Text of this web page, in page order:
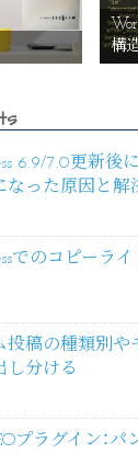
構
6.9/7.0更新後
なった原因と解
でのコピーラ
投稿の種類別
し分ける
プラグイン：